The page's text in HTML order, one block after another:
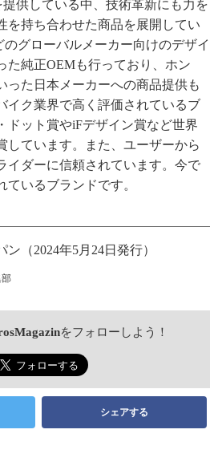
供している中、技術革新にも力を
を持ち合わせた商品を展開してい
グローバルメーカー向けのデザイ
た純正OEMも行っており、ホン
った日本メーカーへの商品提供も
イク業界で高く評価されているブ
ドット賞やiFデザイン賞など世界
しています。また、ユーザーから
イダーに信頼されています。今で
ているブランドです。
（2024年5月24日発行）
をフォローしよう！
シェアする